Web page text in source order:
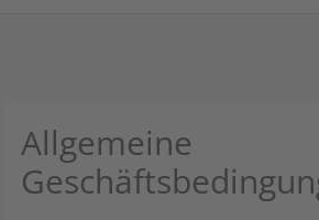
Allgemeine